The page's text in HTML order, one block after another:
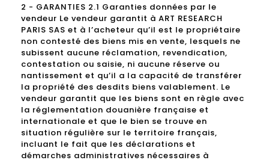
2 - GARANTIES 2.1 Garanties données par le
vendeur Le vendeur garantit à ART RESEARCH
PARIS SAS et à l’acheteur qu’il est le propriétaire
non contesté des biens mis en vente, lesquels ne
subissent aucune réclamation, revendication,
contestation ou saisie, ni aucune réserve ou
nantissement et qu’il a la capacité de transférer
la propriété des desdits biens valablement. Le
vendeur garantit que les biens sont en règle avec
la réglementation douanière française et
internationale et que le bien se trouve en
situation régulière sur le territoire français,
incluant le fait que les déclarations et
démarches administratives nécessaires à